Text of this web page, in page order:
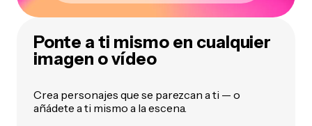
Ponte a ti mismo en cualquier
imagen o vídeo
Crea personajes que se parezcan a ti — o
añádete a ti mismo a la escena.